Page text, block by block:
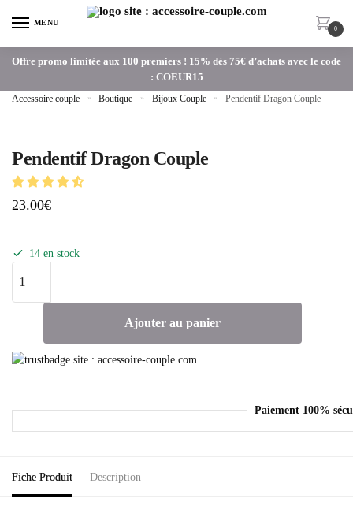
MENU
0
Offre promo limitée aux 100 premiers ! 15% dès 75€ d’achats avec le code
: COEUR15
Accessoire couple » Boutique » Bijoux Couple » Pendentif Dragon Couple
Pendentif Dragon Couple
23.00€
14 en stock
Ajouter au panier
Paiement 100%
Fiche Produit Description